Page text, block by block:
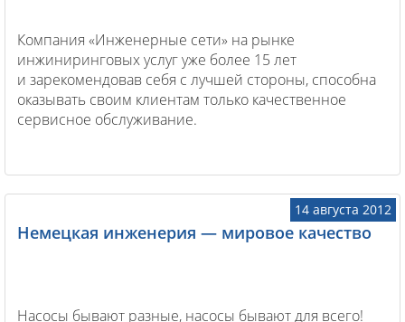
Компания «Инженерные сети» на рынке
инжиниринговых услуг уже более 15 лет
и зарекомендовав себя с лучшей стороны, способна
оказывать своим клиентам только качественное
сервисное обслуживание.
14 августа 2012
Немецкая инженерия — мировое качество
Насосы бывают разные, насосы бывают для всего!